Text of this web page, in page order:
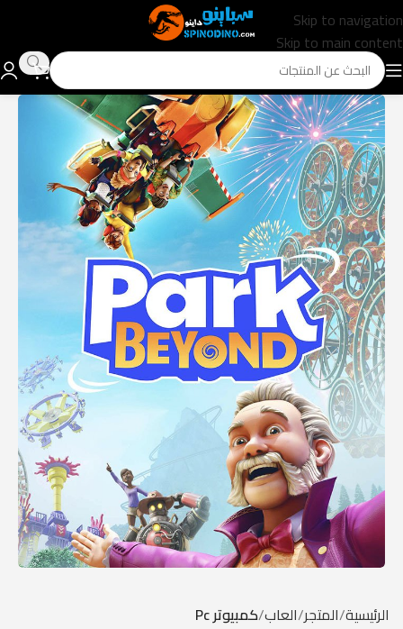
Skip to navigation
Skip to main content
الرئيسية المتجر العاب كمبيوتر Pc